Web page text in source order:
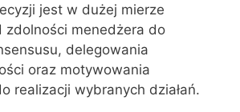
jest w dużej mierze
zdolności menedżera do
delegowania
oraz motywowania
realizacji wybranych działań.